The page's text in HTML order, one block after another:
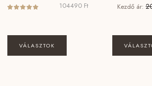
104490 Ft
VÁLASZTOK
a
Kezdő ár: